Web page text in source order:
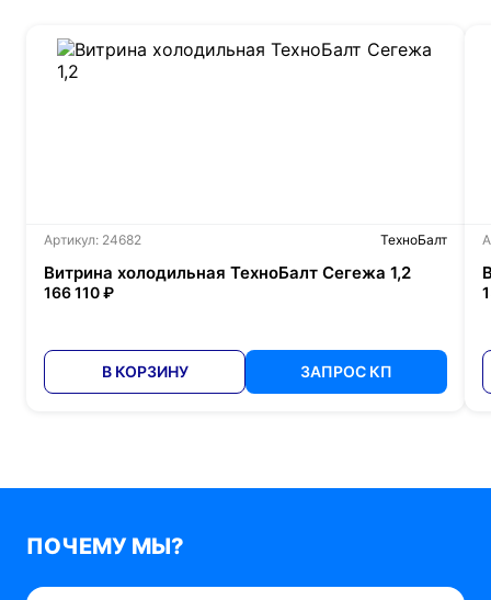
Артикул: 24682 ТехноБалт
Витрина холодильная ТехноБалт Сегежа 1,2
166 110 ₽
В КОРЗИНУ ЗАПРОС КП
ПОЧЕМУ МЫ?